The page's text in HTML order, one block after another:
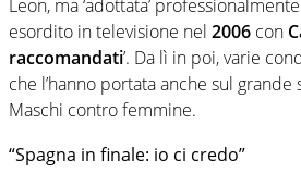
Leon, ma ‘adottata’
esordito in televisione nel 2006 con
raccomandati’. Da lì in poi, varie
che l’hanno portata anche sul
Maschi contro femmine.
“Spagna in finale: io ci credo”